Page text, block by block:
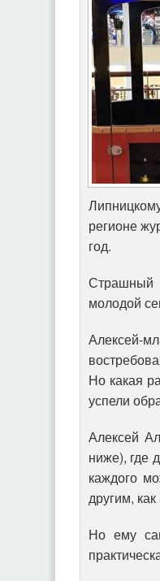
регионе
год.
Страшный
молодой
Алексей-
Но какая
успели
Алексей
ниже), где
каждого
другим,
Но ему